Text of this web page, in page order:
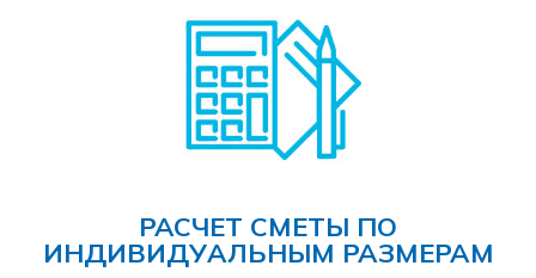
РАСЧЕТ СМЕТЫ ПО
ИНДИВИДУАЛЬНЫМ РАЗМЕРАМ